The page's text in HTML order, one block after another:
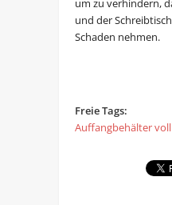
um zu verhindern,
und der
Schaden nehmen.
Freie Tags:
Auffangbehälter voll